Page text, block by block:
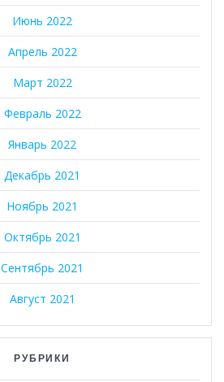
Июнь 2022
Апрель 2022
Март 2022
Февраль 2022
Январь 2022
Декабрь 2021
Ноябрь 2021
Октябрь 2021
Сентябрь 2021
Август 2021
РУБРИКИ